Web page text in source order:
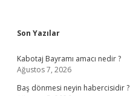
Sidebar
Son Yazılar
Kabotaj Bayramı amacı nedir ?
Ağustos 7, 2026
Baş dönmesi neyin habercisidir ?